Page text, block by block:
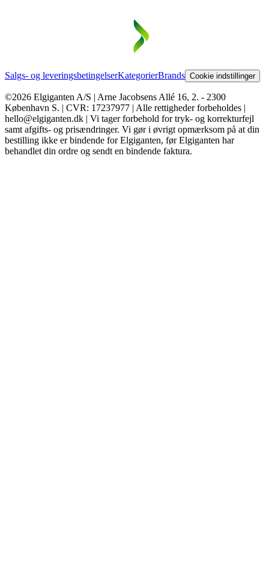
Salgs- og leveringsbetingelserKategorierBrands Cookie indstillinger
©2026 Elgiganten A/S | Arne Jacobsens Allé 16, 2. - 2300
København S. | CVR: 17237977 | Alle rettigheder forbeholdes |
hello@elgiganten.dk | Vi tager forbehold for tryk- og korrekturfejl
samt afgifts- og prisændringer. Vi gør i øvrigt opmærksom på at din
bestilling ikke er bindende for Elgiganten, før Elgiganten har
behandlet din ordre og sendt en bindende faktura.